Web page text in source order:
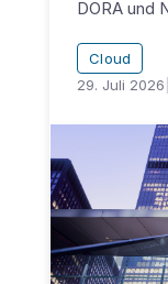
DORA und
Cloud
29. Juli 2026